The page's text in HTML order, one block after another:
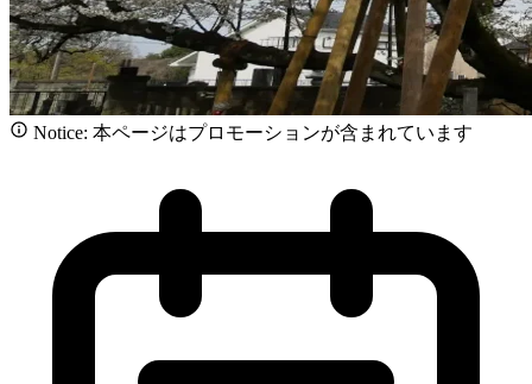
Notice: 本ページはプロモーションが含まれています